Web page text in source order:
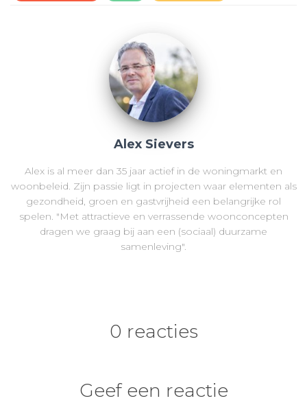
Alex Sievers
Alex is al meer dan 35 jaar actief in de woningmarkt en
woonbeleid. Zijn passie ligt in projecten waar elementen als
gezondheid, groen en gastvrijheid een belangrijke rol
spelen. "Met attractieve en verrassende woonconcepten
dragen we graag bij aan een (sociaal) duurzame
samenleving".
0 reacties
Geef een reactie